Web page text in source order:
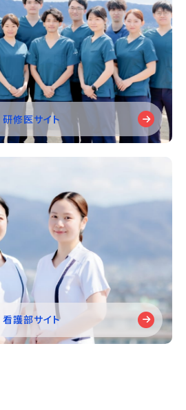
研修医サイト
看護部サイト